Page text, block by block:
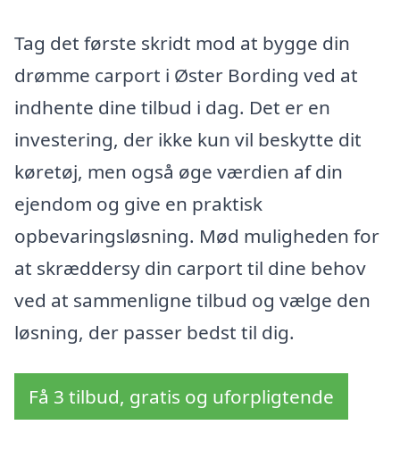
Tag det første skridt mod at bygge din
drømme carport i Øster Bording ved at
indhente dine tilbud i dag. Det er en
investering, der ikke kun vil beskytte dit
køretøj, men også øge værdien af din
ejendom og give en praktisk
opbevaringsløsning. Mød muligheden for
at skræddersy din carport til dine behov
ved at sammenligne tilbud og vælge den
løsning, der passer bedst til dig.
Få 3 tilbud, gratis og uforpligtende